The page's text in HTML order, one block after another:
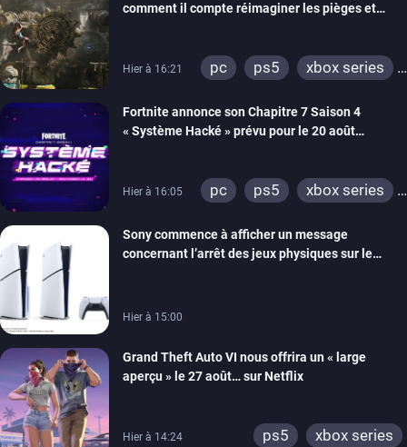
comment il compte réimaginer les pièges et
Hier à 16:21 pc ps5
xbox series
Fortnite annonce son Chapitre 7 Saison 4
« Système Hacké » prévu pour le 20 août
Hier à 16:05 pc ps5
xbox series
ps4
xbox one
switch 2
Sony commence à afficher un message
concernant l’arrêt des jeux physiques sur le
Hier à 15:00
Grand Theft Auto VI nous offrira un « large
aperçu » le 27 août… sur Netflix
Hier à 14:24 ps5 xbox series